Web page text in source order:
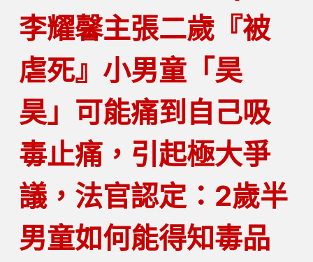
李耀馨主張二歲『被
虐死』小男童「昊
昊」可能痛到自己吸
毒止痛，引起極大爭
議，法官認定：2歲半
男童如何能得知毒品